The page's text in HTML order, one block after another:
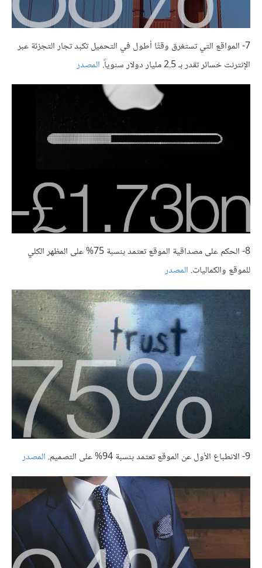
7- المواقع التي تستغرق وقتًا أطول في التحميل تكبد تجار التجزئة عبر
الإنترنت خسائر تقدر بـ 2.5 مليار دولار سنوياً.
المصدر
8- الحكم على مصداقية الموقع تعتمد بنسبة 75% على المظهر الكلي
للموقع والكماليات. المصدر
9- الانطباع الأول عن الموقع تعتمد بنسبة 94% على التصميم. المصدر